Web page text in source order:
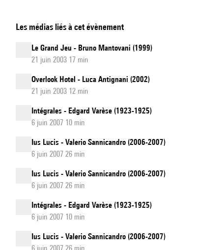
Les médias liés à cet évènement
Le Grand Jeu - Bruno Mantovani (1999)
21 juin 2003 17 min
Overlook Hotel - Luca Antignani (2002)
21 juin 2003 12 min
Intégrales - Edgard Varèse (1923-1925)
6 juin 2007 10 min
Ius Lucis - Valerio Sannicandro (2006-2007)
6 juin 2007 26 min
Ius Lucis - Valerio Sannicandro (2006-2007)
6 juin 2007 26 min
Intégrales - Edgard Varèse (1923-1925)
6 juin 2007 10 min
Ius Lucis - Valerio Sannicandro (2006-2007)